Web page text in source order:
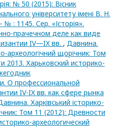
№ 50 (2015): Вісник
університету імені В. Н.
: 1145. Сер. «Історія».
прачечном деле как виде
IV—IX вв. , Давнина.
археологічний щорічник: Том
2013. Харьковский историко-
О профессиональной
IV-IX вв. как сфере рынка
Харківський історико-
Том 11 (2012): Древности
археологический